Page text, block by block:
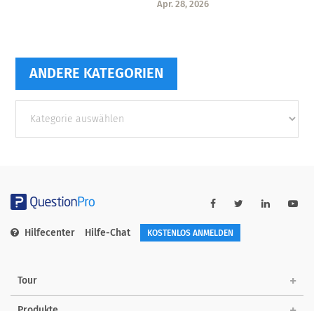
Apr. 28, 2026
ANDERE KATEGORIEN
Kategorien
Hilfecenter Hilfe-Chat KOSTENLOS ANMELDEN
Tour